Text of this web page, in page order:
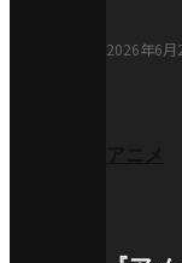
2026年6月